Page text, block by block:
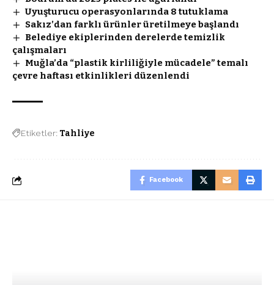
Uyuşturucu operasyonlarında 8 tutuklama
Sakız’dan farklı ürünler üretilmeye başlandı
Belediye ekiplerinden derelerde temizlik
çalışmaları
Muğla’da “plastik kirliliğiyle mücadele” temalı
çevre haftası etkinlikleri düzenlendi
Etiketler: Tahliye
Facebook